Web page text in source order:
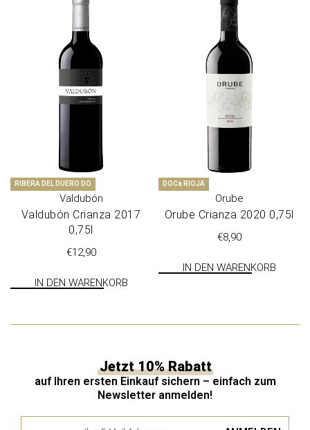
RIBERA DEL DUERO DO
Valdubón
Val­du­bón Cri­anza 2017
0,75l
€12,90
IN DEN WARENKORB
DOCa RIOJA
Orube
Oru­be Cri­anza 2020 0,75l
€8,90
IN DEN WARENKORB
Jetzt 10% Rabatt
auf Ihren ersten Einkauf sichern – einfach zum
Newsletter anmelden!